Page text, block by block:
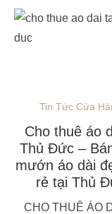
Tin Tức Cửa
Cho thuê áo
Thủ Đức –
mướn áo dài
rẻ tại Thủ
CHO THUÊ ÁO